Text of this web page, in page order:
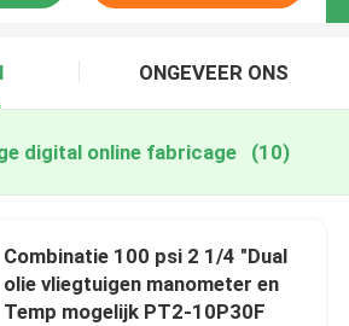
ONGEVEER ONS
digital online fabricage (10)
Combinatie 100 psi 2 1/4 "Dual
olie vliegtuigen manometer en
Temp mogelijk PT2-10P30F